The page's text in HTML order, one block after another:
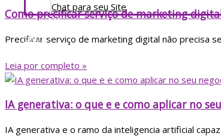
Chat para seu Site
Portfólio
Blog
Como precificar serviço de marketing
Precificar serviço de marketing digital não precisa
Leia por completo »
IA generativa: o que e e como aplicar no
IA generativa e o ramo da inteligencia artificial